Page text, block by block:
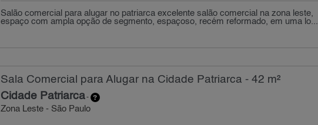
Salão comercial para alugar no patriarca excelente salão comercial na zona leste,
espaço com ampla opção de segmento, espaçoso, recém reformado, em uma lo...
Sala Comercial para Alugar na Cidade Patriarca - 42 m²
Cidade Patriarca-
Zona Leste - São Paulo